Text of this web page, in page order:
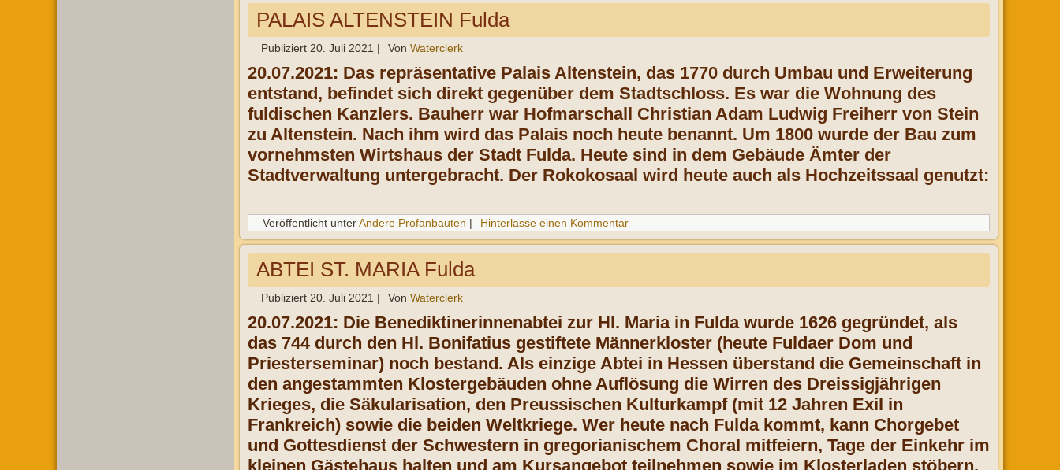
PALAIS ALTENSTEIN Fulda
Publiziert 20. Juli 2021 | Von Waterclerk
20.07.2021: Das repräsentative Palais Altenstein, das 1770 durch Umbau und Erweiterung
entstand, befindet sich direkt gegenüber dem Stadtschloss. Es war die Wohnung des
fuldischen Kanzlers. Bauherr war Hofmarschall Christian Adam Ludwig Freiherr von Stein
zu Altenstein. Nach ihm wird das Palais noch heute benannt. Um 1800 wurde der Bau zum
vornehmsten Wirtshaus der Stadt Fulda. Heute sind in dem Gebäude Ämter der
Stadtverwaltung untergebracht. Der Rokokosaal wird heute auch als Hochzeitssaal genutzt:
Veröffentlicht unterAndere Profanbauten | Hinterlasse einen Kommentar
ABTEI ST. MARIA Fulda
Publiziert 20. Juli 2021 | Von Waterclerk
20.07.2021: Die Benediktinerinnenabtei zur Hl. Maria in Fulda wurde 1626 gegründet, als
das 744 durch den Hl. Bonifatius gestiftete Männerkloster (heute Fuldaer Dom und
Priesterseminar) noch bestand. Als einzige Abtei in Hessen überstand die Gemeinschaft in
den angestammten Klostergebäuden ohne Auflösung die Wirren des Dreissigjährigen
Krieges, die Säkularisation, den Preussischen Kulturkampf (mit 12 Jahren Exil in
Frankreich) sowie die beiden Weltkriege. Wer heute nach Fulda kommt, kann Chorgebet
und Gottesdienst der Schwestern in gregorianischem Choral mitfeiern, Tage der Einkehr im
kleinen Gästehaus halten und am Kursangebot teilnehmen sowie im Klosterladen stöbern.